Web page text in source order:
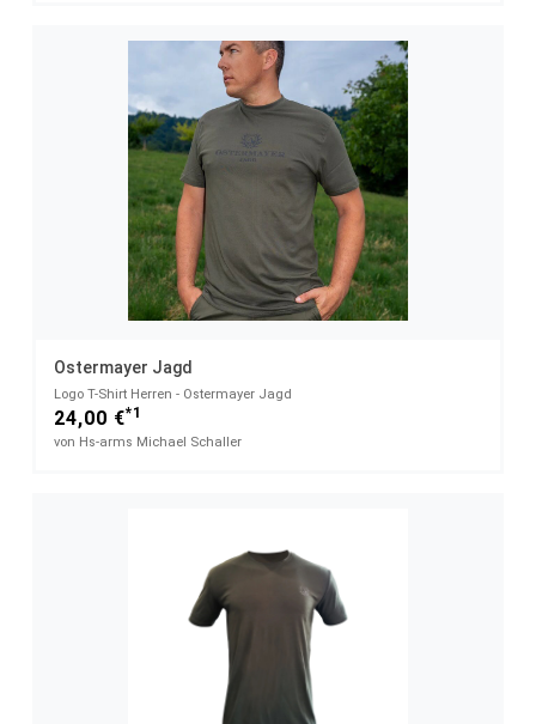
Ostermayer Jagd
Logo T-Shirt Herren - Ostermayer Jagd
24,00 €*1
von Hs-arms Michael Schaller